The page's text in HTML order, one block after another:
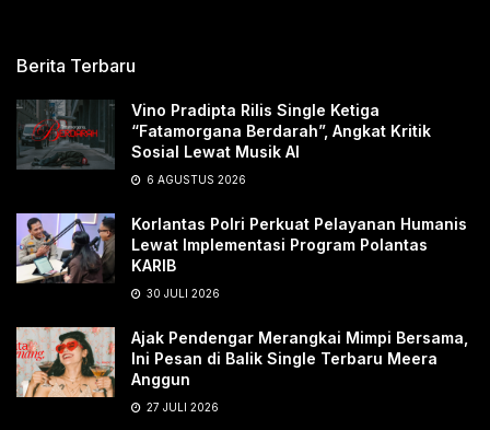
Berita Terbaru
Vino Pradipta Rilis Single Ketiga
“Fatamorgana Berdarah”, Angkat Kritik
Sosial Lewat Musik AI
6 AGUSTUS 2026
Korlantas Polri Perkuat Pelayanan Humanis
Lewat Implementasi Program Polantas
KARIB
30 JULI 2026
Ajak Pendengar Merangkai Mimpi Bersama,
Ini Pesan di Balik Single Terbaru Meera
Anggun
27 JULI 2026